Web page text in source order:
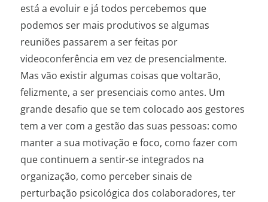
está a evoluir e já todos percebemos que
podemos ser mais produtivos se algumas
reuniões passarem a ser feitas por
videoconferência em vez de presencialmente.
Mas vão existir algumas coisas que voltarão,
felizmente, a ser presenciais como antes. Um
grande desafio que se tem colocado aos gestores
tem a ver com a gestão das suas pessoas: como
manter a sua motivação e foco, como fazer com
que continuem a sentir-se integrados na
organização, como perceber sinais de
perturbação psicológica dos colaboradores, ter